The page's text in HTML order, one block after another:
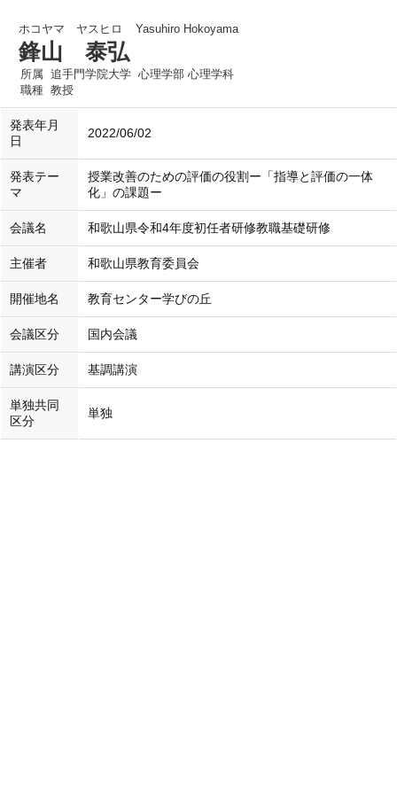
ホコヤマ ヤスヒロ Yasuhiro Hokoyama
鋒山 泰弘
所属 追手門学院大学 心理学部 心理学科
職種 教授
発表年月
日
2022/06/02
発表テー
マ
授業改善のための評価の役割 ー「指導と評価の一体
化」の課題ー
会議名 和歌山県令和4年度初任者研修教職基礎研修
主催者 和歌山県教育委員会
開催地名 教育センター学びの丘
会議区分 国内会議
講演区分 基調講演
単独共同
区分
単独